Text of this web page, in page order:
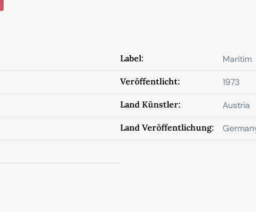
Label: Maritim
Veröffentlicht: 1973
Land Künstler: Austria
Land Veröffentlichung: